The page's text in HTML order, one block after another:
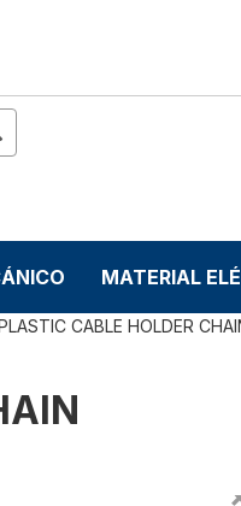
MATERIAL
CABLE HOLDER